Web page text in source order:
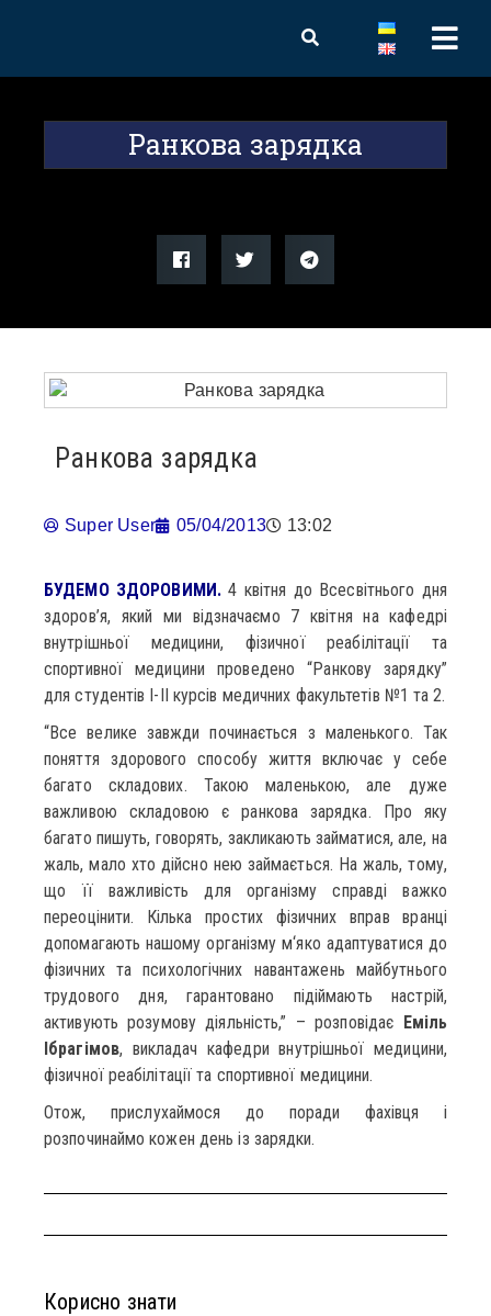
Ранкова зарядка
Ранкова зарядка
Super User 05/04/2013 13:02
БУДЕМО ЗДОРОВИМИ.4 квітня до Всесвітнього дня
здоров’я, який ми відзначаємо 7 квітня на кафедрі
внутрішньої медицини, фізичної реабілітації та
спортивної медицини проведено “Ранкову зарядку”
для студентів І-ІІ курсів медичних факультетів №1 та 2.
“Все велике завжди починається з маленького. Так
поняття здорового способу життя включає у себе
багато складових. Такою маленькою, але дуже
важливою складовою є ранкова зарядка. Про яку
багато пишуть, говорять, закликають займатися, але, на
жаль, мало хто дійсно нею займається. На жаль, тому,
що її важливість для організму справді важко
переоцінити. Кілька простих фізичних вправ вранці
допомагають нашому організму м‘яко адаптуватися до
фізичних та психологічних навантажень майбутнього
трудового дня, гарантовано підіймають настрій,
активують розумову діяльність,” – розповідає Еміль
Ібрагімов, викладач кафедри внутрішньої медицини,
фізичної реабілітації та спортивної медицини.
Отож, прислухаймося до поради фахівця і
розпочинаймо кожен день із зарядки.
Корисно знати